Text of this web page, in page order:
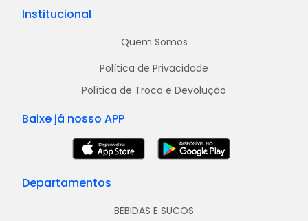
Institucional
Quem Somos
Política de Privacidade
Política de Troca e Devolução
Baixe já nosso APP
Departamentos
BEBIDAS E SUCOS